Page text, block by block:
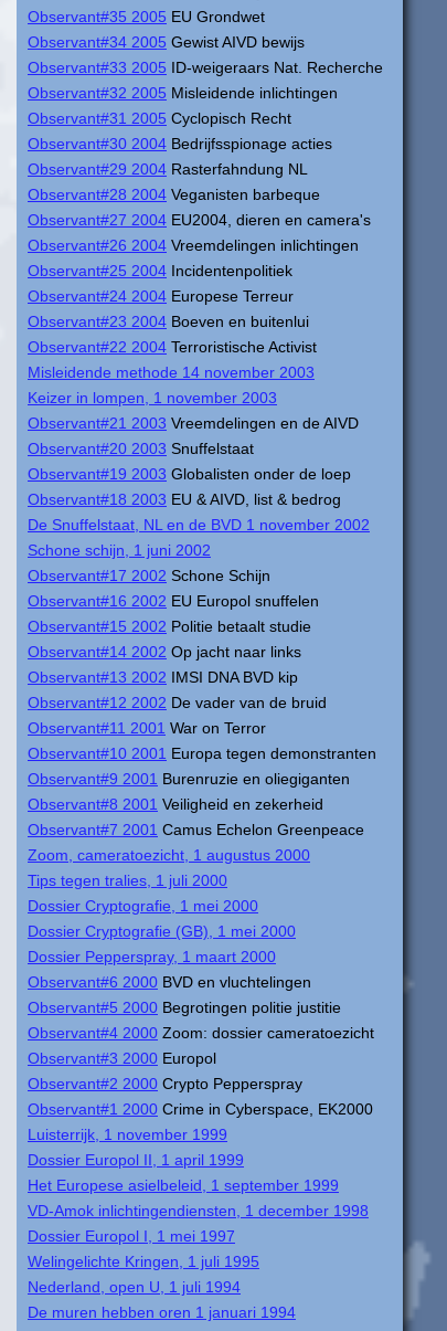
Observant#35 2005 EU Grondwet
Observant#34 2005 Gewist AIVD bewijs
Observant#33 2005 ID-weigeraars Nat. Recherche
Observant#32 2005 Misleidende inlichtingen
Observant#31 2005 Cyclopisch Recht
Observant#30 2004 Bedrijfsspionage acties
Observant#29 2004 Rasterfahndung NL
Observant#28 2004 Veganisten barbeque
Observant#27 2004 EU2004, dieren en camera's
Observant#26 2004 Vreemdelingen inlichtingen
Observant#25 2004 Incidentenpolitiek
Observant#24 2004 Europese Terreur
Observant#23 2004 Boeven en buitenlui
Observant#22 2004 Terroristische Activist
Misleidende methode 14 november 2003
Keizer in lompen, 1 november 2003
Observant#21 2003 Vreemdelingen en de AIVD
Observant#20 2003 Snuffelstaat
Observant#19 2003 Globalisten onder de loep
Observant#18 2003 EU & AIVD, list & bedrog
De Snuffelstaat, NL en de BVD 1 november 2002
Schone schijn, 1 juni 2002
Observant#17 2002 Schone Schijn
Observant#16 2002 EU Europol snuffelen
Observant#15 2002 Politie betaalt studie
Observant#14 2002 Op jacht naar links
Observant#13 2002 IMSI DNA BVD kip
Observant#12 2002 De vader van de bruid
Observant#11 2001 War on Terror
Observant#10 2001 Europa tegen demonstranten
Observant#9 2001 Burenruzie en oliegiganten
Observant#8 2001 Veiligheid en zekerheid
Observant#7 2001 Camus Echelon Greenpeace
Zoom, cameratoezicht, 1 augustus 2000
Tips tegen tralies, 1 juli 2000
Dossier Cryptografie, 1 mei 2000
Dossier Cryptografie (GB), 1 mei 2000
Dossier Pepperspray, 1 maart 2000
Observant#6 2000 BVD en vluchtelingen
Observant#5 2000 Begrotingen politie justitie
Observant#4 2000 Zoom: dossier cameratoezicht
Observant#3 2000 Europol
Observant#2 2000 Crypto Pepperspray
Observant#1 2000 Crime in Cyberspace, EK2000
Luisterrijk, 1 november 1999
Dossier Europol II, 1 april 1999
Het Europese asielbeleid, 1 september 1999
VD-Amok inlichtingendiensten, 1 december 1998
Dossier Europol I, 1 mei 1997
Welingelichte Kringen, 1 juli 1995
Nederland, open U, 1 juli 1994
De muren hebben oren 1 januari 1994